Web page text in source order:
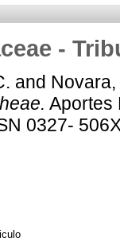
-
and
Aportes
0327-